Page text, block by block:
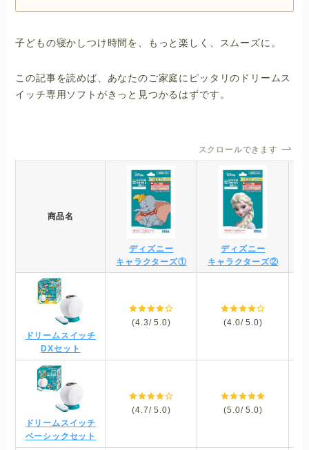
子どもの寝かしつけ時間を、もっと楽しく、スムーズに。
この記事を読めば、あなたのご家庭にピッタリのドリームス
イッチ専用ソフトがきっと見つかるはずです。
スクロールできます
商品名
ディズニー
キャラクターズ①
ディズニー
キャラクターズ②
ドリームスイッチ
DXセット
(4.3/ 5.0) (4.0/ 5.0)
ドリームスイッチ
ベーシックセット
(4.7/ 5.0) (5.0/ 5.0)